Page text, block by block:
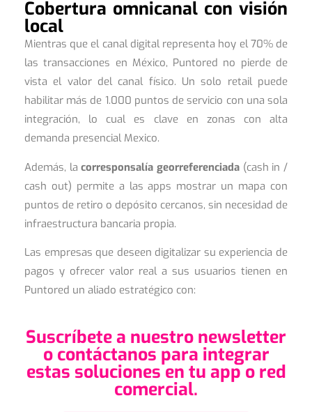
Cobertura omnicanal con visión
local
Mientras que el canal digital representa hoy el 70% de
las transacciones en México, Puntored no pierde de
vista el valor del canal físico. Un solo retail puede
habilitar más de 1.000 puntos de servicio con una sola
integración, lo cual es clave en zonas con alta
demanda presencial Mexico.
Además, lacorresponsalía georreferenciada (cash in /
cash out) permite a las apps mostrar un mapa con
puntos de retiro o depósito cercanos, sin necesidad de
infraestructura bancaria propia.
Las empresas que deseen digitalizar su experiencia de
pagos y ofrecer valor real a sus usuarios tienen en
Puntored un aliado estratégico con:
Suscríbete a nuestro newsletter
o contáctanos para integrar
estas soluciones en tu app o red
comercial.